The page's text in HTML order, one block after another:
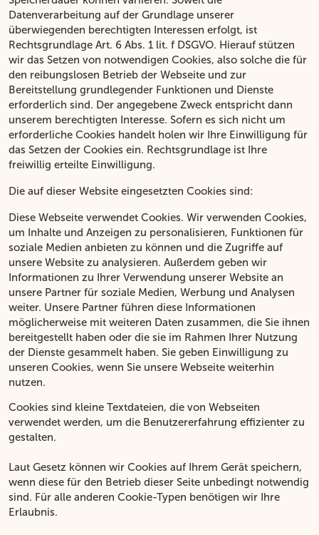
Datenverarbeitung auf der Grundlage unserer
überwiegenden berechtigten Interessen erfolgt, ist
Rechtsgrundlage Art. 6 Abs. 1 lit. f DSGVO. Hierauf stützen
wir das Setzen von notwendigen Cookies, also solche die für
den reibungslosen Betrieb der Webseite und zur
Bereitstellung grundlegender Funktionen und Dienste
erforderlich sind. Der angegebene Zweck entspricht dann
unserem berechtigten Interesse. Sofern es sich nicht um
erforderliche Cookies handelt holen wir Ihre Einwilligung für
das Setzen der Cookies ein. Rechtsgrundlage ist Ihre
freiwillig erteilte Einwilligung.
Die auf dieser Website eingesetzten Cookies sind:
Diese Webseite verwendet Cookies. Wir verwenden Cookies,
um Inhalte und Anzeigen zu personalisieren, Funktionen für
soziale Medien anbieten zu können und die Zugriffe auf
unsere Website zu analysieren. Außerdem geben wir
Informationen zu Ihrer Verwendung unserer Website an
unsere Partner für soziale Medien, Werbung und Analysen
weiter. Unsere Partner führen diese Informationen
möglicherweise mit weiteren Daten zusammen, die Sie ihnen
bereitgestellt haben oder die sie im Rahmen Ihrer Nutzung
der Dienste gesammelt haben. Sie geben Einwilligung zu
unseren Cookies, wenn Sie unsere Webseite weiterhin
nutzen.
Cookies sind kleine Textdateien, die von Webseiten
verwendet werden, um die Benutzererfahrung effizienter zu
gestalten.
Laut Gesetz können wir Cookies auf Ihrem Gerät speichern,
wenn diese für den Betrieb dieser Seite unbedingt notwendig
sind. Für alle anderen Cookie-Typen benötigen wir Ihre
Erlaubnis.